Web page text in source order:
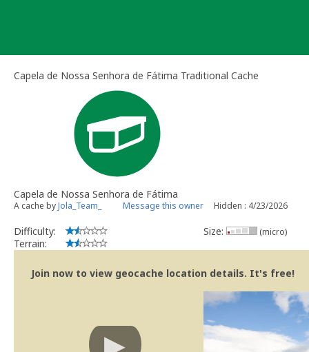
Capela de Nossa Senhora de Fátima Traditional Cache
Capela de Nossa Senhora de Fátima
A cache byJola_Team_ Message this owner Hidden : 4/23/2026
Difficulty:
Terrain:
Size: (micro)
Join now to view geocache location details. It's free!